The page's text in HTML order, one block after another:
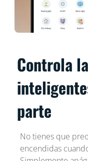
Controla
parte
No tienes que
encendidas